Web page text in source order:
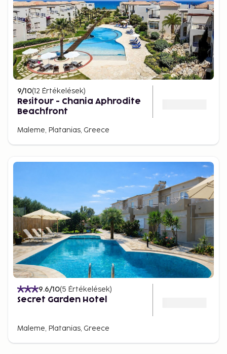
9/10(12 Értékelések)
Resitour - Chania Aphrodite
Beachfront
Maleme, Platanias, Greece
9.6/10(5 Értékelések)
Secret Garden Hotel
Maleme, Platanias, Greece